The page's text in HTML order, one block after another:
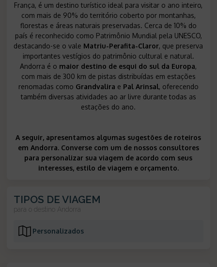
França, é um destino turístico ideal para visitar o ano inteiro,
com mais de 90% do território coberto por montanhas,
florestas e áreas naturais preservadas. Cerca de 10% do
país é reconhecido como Patrimônio Mundial pela UNESCO,
destacando-se o vale Matriu-Perafita-Claror, que preserva
importantes vestígios do patrimônio cultural e natural.
Andorra é o maior destino de esqui do sul da Europa,
com mais de 300 km de pistas distribuídas em estações
renomadas como Grandvalira e Pal Arinsal, oferecendo
também diversas atividades ao ar livre durante todas as
estações do ano.
A seguir, apresentamos algumas sugestões de roteiros
em Andorra. Converse com um de nossos consultores
para personalizar sua viagem de acordo com seus
interesses, estilo de viagem e orçamento.
TIPOS DE VIAGEM
para o destino Andorra
Personalizados